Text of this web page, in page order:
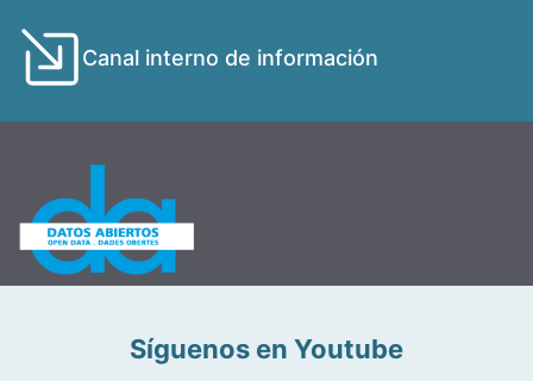
Canal interno de información
Síguenos en Youtube